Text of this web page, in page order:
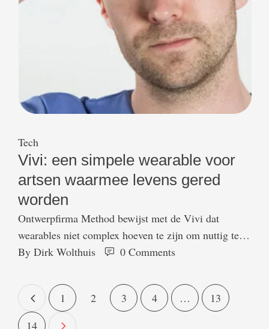
Tech
Vivi: een simpele wearable voor
artsen waarmee levens gered
worden
Ontwerpfirma Method bewijst met de Vivi dat
wearables niet complex hoeven te zijn om nuttig te
zijn. Met de Vivi kunnen artsen makkelijk vitale data
makers van de Vivi is het duidelijk dat Google het
apparaat te breed heeft gemaakt: terwijl Glass voor
iedereen een bepaalde functie zou …
By Dirk Wolthuis 0 Comments
1 2 3 4 …
13
14